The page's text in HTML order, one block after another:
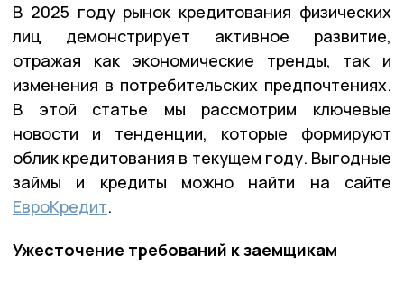
В 2025 году рынок кредитования физических
лиц демонстрирует активное развитие,
отражая как экономические тренды, так и
изменения в потребительских предпочтениях.
В этой статье мы рассмотрим ключевые
новости и тенденции, которые формируют
облик кредитования в текущем году. Выгодные
займы и кредиты можно найти на сайте
ЕвроКредит.
Ужесточение требований к заемщикам